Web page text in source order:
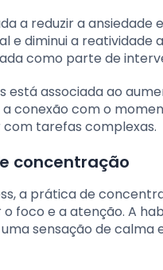
a reduzir a
e diminui a reatividade
como parte de
está associada ao
conexão com o
tarefas complexas.
concentração
a prática de
foco e a atenção. A
sensação de